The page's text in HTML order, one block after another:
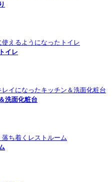
イレ
洗面化粧台